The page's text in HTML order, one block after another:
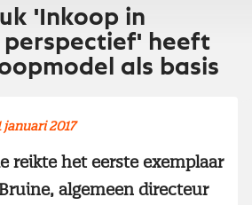
'Inkoop in
heeft
als basis
januari 2017
reikte het eerste exemplaar
algemeen directeur